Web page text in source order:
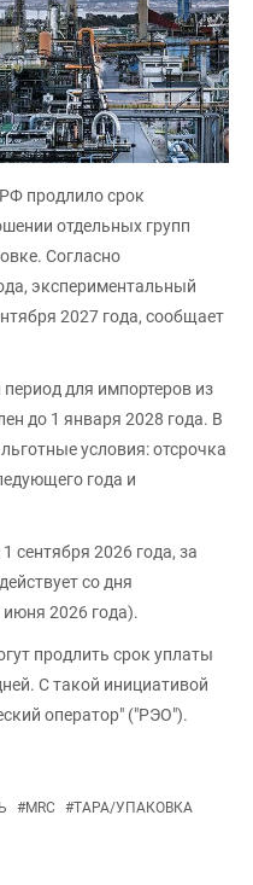
продлило срок
отдельных групп
Согласно
экспериментальный
2027 года, сообщает
для импортеров из
до 1 января 2028 года. В
условия: отсрочка
года и
сентября 2026 года, за
со дня
2026 года).
продлить срок уплаты
С такой инициативой
оператор" ("РЭО").
#MRC #ТАРА/УПАКОВКА